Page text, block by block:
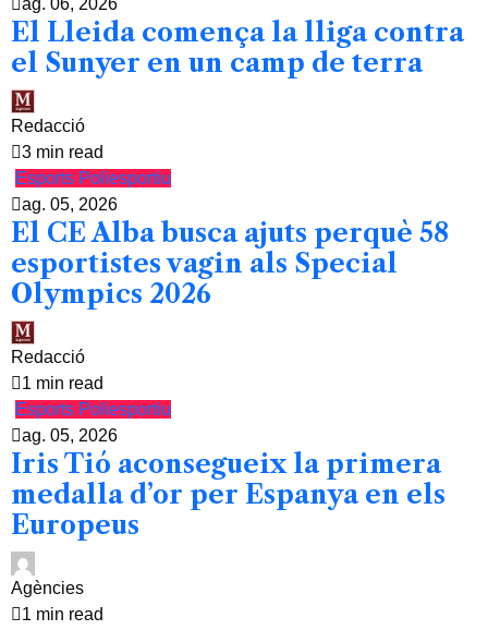
ag. 06, 2026
El Lleida comença la lliga contra
el Sunyer en un camp de terra
Redacció
3 min read
Esports Poliesportiu
ag. 05, 2026
El CE Alba busca ajuts perquè 58
esportistes vagin als Special
Olympics 2026
Redacció
1 min read
Esports Poliesportiu
ag. 05, 2026
Iris Tió aconsegueix la primera
medalla d’or per Espanya en els
Europeus
Agències
1 min read